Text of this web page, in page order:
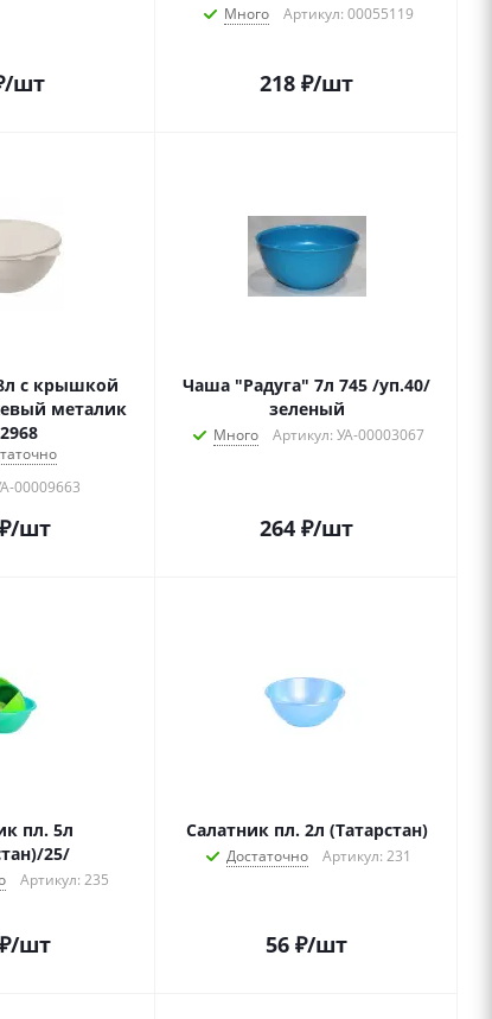
/шт
Много Артикул: 00055119
218 ₽/шт
с крышкой
металик
00009663
₽/шт
Чаша "Радуга" 7л 745 /уп.40/
зеленый
Много Артикул: УА-00003067
264 ₽/шт
пл. 5л
25/
Артикул: 235
₽/шт
Салатник пл. 2л (Татарстан)
Достаточно Артикул: 231
56 ₽/шт